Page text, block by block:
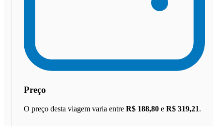
Preço
O preço desta viagem varia entre R$ 188,80 e R$ 319,21.